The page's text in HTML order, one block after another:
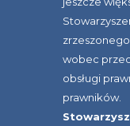
wobec
obsługi
prawników.